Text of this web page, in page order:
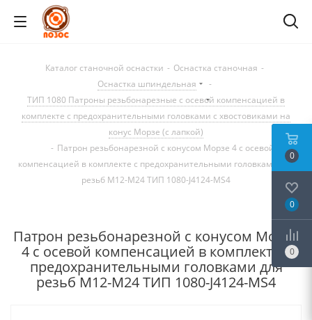
Каталог станочной оснастки - Оснастка станочная -
Оснастка шпиндельная
-
ТИП 1080 Патроны резьбонарезные с осевой компенсацией в
комплекте с предохранительными головками с хвостовиками на
конус Морзе (с лапкой)
- Патрон резьбонарезной с конусом Морзе 4 с осевой
компенсацией в комплекте с предохранительными головками для
резьб М12-М24 ТИП 1080-J4124-MS4
Патрон резьбонарезной с конусом Морзе
4 с осевой компенсацией в комплекте с
предохранительными головками для
резьб М12-М24 ТИП 1080-J4124-MS4
0
0
0